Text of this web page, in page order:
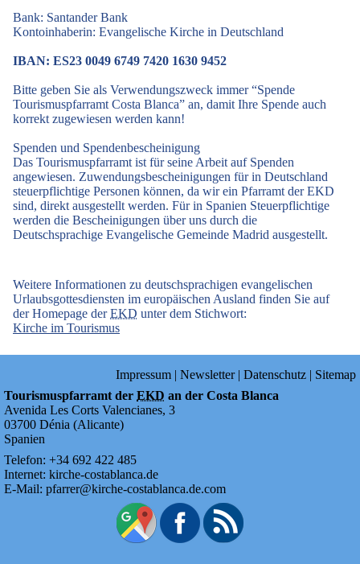
Bank: Santander Bank
Kontoinhaberin: Evangelische Kirche in Deutschland
IBAN: ES23 0049 6749 7420 1630 9452
Bitte geben Sie als Verwendungszweck immer “Spende
Tourismuspfarramt Costa Blanca” an, damit Ihre Spende auch
korrekt zugewiesen werden kann!
Spenden und Spendenbescheinigung
Das Tourismuspfarramt ist für seine Arbeit auf Spenden
angewiesen. Zuwendungsbescheinigungen für in Deutschland
steuerpflichtige Personen können, da wir ein Pfarramt der EKD
sind, direkt ausgestellt werden. Für in Spanien Steuerpflichtige
werden die Bescheinigungen über uns durch die
Deutschsprachige Evangelische Gemeinde Madrid ausgestellt.
Weitere Informationen zu deutschsprachigen evangelischen
Urlaubsgottesdiensten im europäischen Ausland finden Sie auf
der Homepage derEKD unter dem Stichwort:
Kirche im Tourismus
Impressum | Newsletter| Datenschutz | Sitemap
Tourismuspfarramt der EKD an der Costa Blanca
Avenida Les Corts Valencianes, 3
03700 Dénia (Alicante)
Spanien
Telefon: +34 692 422 485
Internet: kirche-costablanca.de
E-Mail: pfarrer@kirche-costablanca.de.com